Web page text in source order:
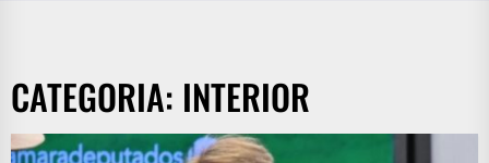
CATEGORIA: INTERIOR